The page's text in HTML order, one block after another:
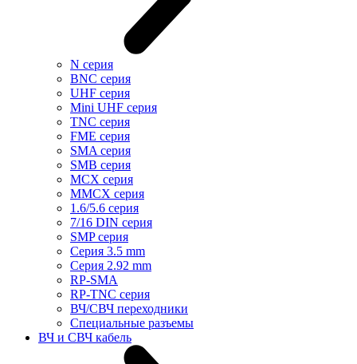
N серия
BNC серия
UHF серия
Mini UHF серия
TNC серия
FME серия
SMA серия
SMB серия
MCX серия
MMCX серия
1.6/5.6 серия
7/16 DIN серия
SMP серия
Cерия 3.5 mm
Серия 2.92 mm
RP-SMA
RP-TNC серия
ВЧ/СВЧ переходники
Специальные разъемы
ВЧ и СВЧ кабель